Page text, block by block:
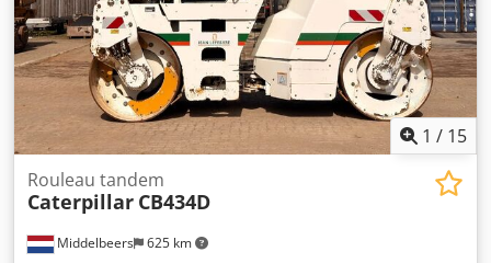
1 / 15
Middelbeers 625 km
Rouleau tandem
Caterpillar CB434D